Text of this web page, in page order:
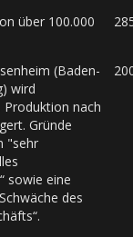
über 100.000
(Baden-
wird
Produktion nach
Gründe
"sehr
sowie eine
des